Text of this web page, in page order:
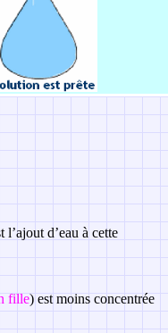
l’ajout d’eau à cette
fille) est moins concentrée